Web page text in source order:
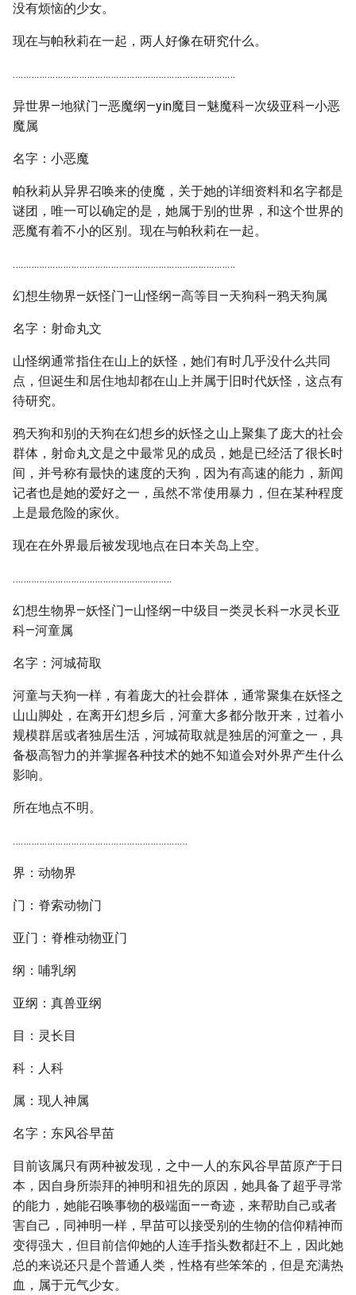
没有烦恼的少女。
现在与帕秋莉在一起，两人好像在研究什么。
…………………………………………………………………………
异世界—地狱门—恶魔纲—yin魔目—魅魔科—次级亚科—小恶
魔属
名字：小恶魔
帕秋莉从异界召唤来的使魔，关于她的详细资料和名字都是
谜团，唯一可以确定的是，她属于别的世界，和这个世界的
恶魔有着不小的区别。现在与帕秋莉在一起。
…………………………………………………………………………
幻想生物界—妖怪门—山怪纲—高等目—天狗科—鸦天狗属
名字：射命丸文
山怪纲通常指住在山上的妖怪，她们有时几乎没什么共同
点，但诞生和居住地却都在山上并属于旧时代妖怪，这点有
待研究。
鸦天狗和别的天狗在幻想乡的妖怪之山上聚集了庞大的社会
群体，射命丸文是之中最常见的成员，她是已经活了很长时
间，并号称有最快的速度的天狗，因为有高速的能力，新闻
记者也是她的爱好之一，虽然不常使用暴力，但在某种程度
上是最危险的家伙。
现在在外界最后被发现地点在日本关岛上空。
……………………………………………………
幻想生物界—妖怪门—山怪纲—中级目—类灵长科—水灵长亚
科—河童属
名字：河城荷取
河童与天狗一样，有着庞大的社会群体，通常聚集在妖怪之
山山脚处，在离开幻想乡后，河童大多都分散开来，过着小
规模群居或者独居生活，河城荷取就是独居的河童之一，具
备极高智力的并掌握各种技术的她不知道会对外界产生什么
影响。
所在地点不明。
…………………………………………………………
界：动物界
门：脊索动物门
亚门：脊椎动物亚门
纲：哺乳纲
亚纲：真兽亚纲
目：灵长目
科：人科
属：现人神属
名字：东风谷早苗
目前该属只有两种被发现，之中一人的东风谷早苗原产于日
本，因自身所崇拜的神明和祖先的原因，她具备了超乎寻常
的能力，她能召唤事物的极端面——奇迹，来帮助自己或者
害自己，同神明一样，早苗可以接受别的生物的信仰精神而
变得强大，但目前信仰她的人连手指头数都赶不上，因此她
总的来说还只是个普通人类，性格有些笨笨的，但是充满热
血，属于元气少女。